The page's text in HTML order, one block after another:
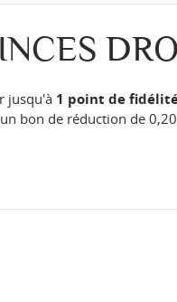
jusqu'à 1 point de
bon de réduction de